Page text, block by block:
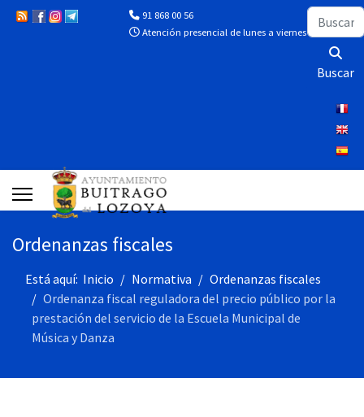
91 868 00 56
Atención presencial de lunes a viernes de 10:00 a
Buscar
Buscar
Ordenanzas fiscales
Está aquí: Inicio Normativa
Ordenanzas fiscales
Ordenanza fiscal reguladora del precio público por la
prestación del servicio de la Escuela Municipal de
Música y Danza